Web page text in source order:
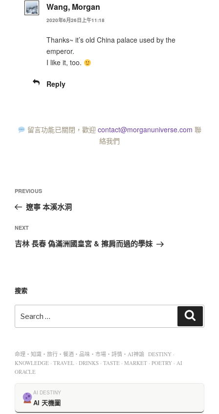
Wang, Morgan
2020年6月26日上午11:18
Thanks~ it’s old China palace used by the
emperor.
I like it, too.
Reply
留言功能已關閉，歡迎 contact@morganuniverse.com 聯
絡我們
PREVIOUS
遼寧 本溪水洞
NEXT
吉林 長春 偽滿洲國皇宮 & 擦肩而過的學妹
搜索
命理・知識・旅行・餐酒・品味・市場・詩情・AI神諭 DESTINY ·
KNOWLEDGE · TRAVEL · DRINKS · TASTE · MARKET · POETRY · AI
ORACLE
AI DESTINY
AI 天機圖